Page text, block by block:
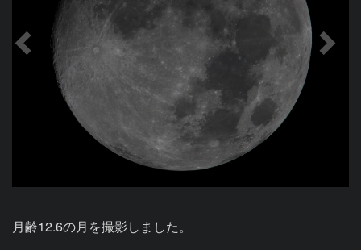
月齢12.6の月を撮影しました。